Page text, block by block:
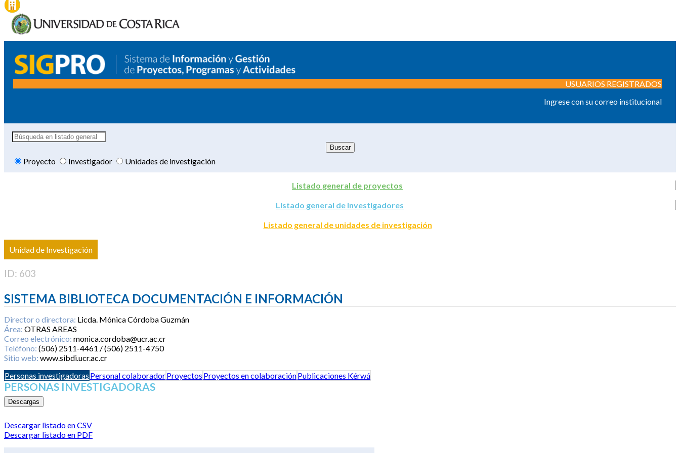
USUARIOS REGISTRADOS
Ingrese con su correo institucional
Proyecto Investigador Unidades de investigación
Listado general de proyectos
Listado general de investigadores
Listado general de unidades de investigación
Unidad de Investigación
ID: 603
SISTEMA BIBLIOTECA DOCUMENTACIÓN E INFORMACIÓN
Director o directora: Licda. Mónica Córdoba Guzmán
Área: OTRAS AREAS
Correo electrónico: monica.cordoba@ucr.ac.cr
Teléfono: (506) 2511-4461 / (506) 2511-4750
Sitio web: www.sibdi.ucr.ac.cr
Personas investigadoras Personal colaboradorProyectos Proyectos en colaboraciónPublicaciones Kérwá
PERSONAS INVESTIGADORAS
Descargas
Descargar listado en CSV
Descargar listado en PDF